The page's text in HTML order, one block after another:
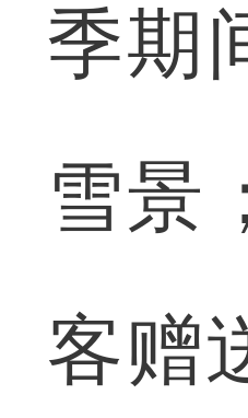
季期
雪景
客赠